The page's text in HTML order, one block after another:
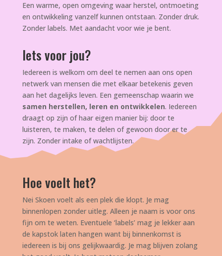
Een warme, open omgeving waar herstel, ontmoeting
en ontwikkeling vanzelf kunnen ontstaan. Zonder druk.
Zonder labels. Met aandacht voor wie je bent.
Iets voor jou?
Iedereen is welkom om deel te nemen aan ons open
netwerk van mensen die met elkaar betekenis geven
aan het dagelijks leven. Een gemeenschap waarin we
samen herstellen, leren en ontwikkelen. Iedereen
draagt op zijn of haar eigen manier bij: door te
luisteren, te maken, te delen of gewoon door er te
zijn. Zonder intake of wachtlijsten.
Hoe voelt het?
Nei Skoen voelt als een plek die klopt. Je mag
binnenlopen zonder uitleg. Alleen je naam is voor ons
fijn om te weten. Eventuele ‘labels’ mag je lekker aan
de kapstok laten hangen want bij binnenkomst is
iedereen is bij ons gelijkwaardig. Je mag blijven zolang